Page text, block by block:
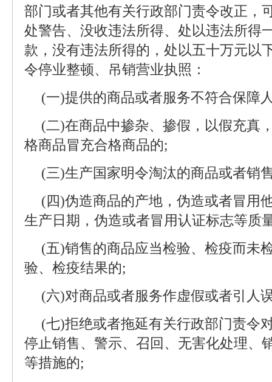
部门或者其他有关行政部门责令改正，
处警告、没收违法所得、处以违法所得
款，没有违法所得的，处以五十万元以
令停业整顿、吊销营业执照：
(一)提供的商品或者服务不符合保障
(二)在商品中掺杂、掺假，以假充真
格商品冒充合格商品的;
(三)生产国家明令淘汰的商品或者销
(四)伪造商品的产地，伪造或者冒用
生产日期，伪造或者冒用认证标志等质
(五)销售的商品应当检验、检疫而未
验、检疫结果的;
(六)对商品或者服务作虚假或者引人
(七)拒绝或者拖延有关行政部门责令
停止销售、警示、召回、无害化处理、
等措施的;